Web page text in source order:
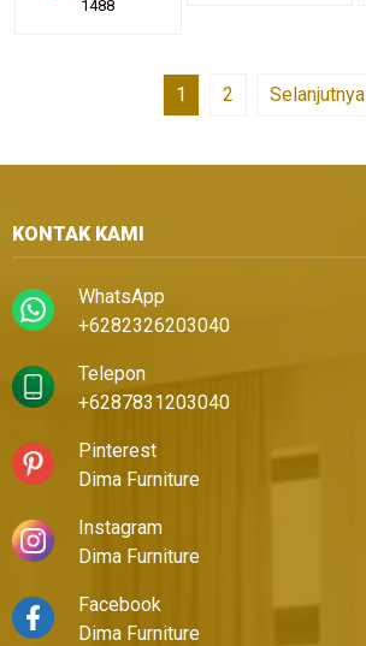
1488
1 2 Selanjutnya
KONTAK KAMI
WhatsApp
+6282326203040
Telepon
+6287831203040
Pinterest
Dima Furniture
Instagram
Dima Furniture
Facebook
Dima Furniture